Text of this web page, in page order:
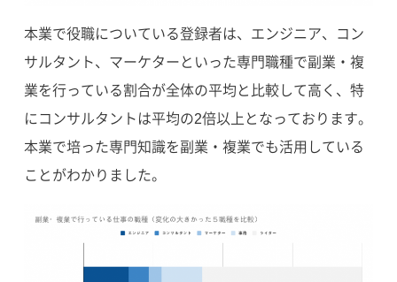
本業で役職についている登録者は、エンジニア、コン
サルタント、マーケターといった専門職種で副業・複
業を行っている割合が全体の平均と比較して高く、特
にコンサルタントは平均の2倍以上となっております。
本業で培った専門知識を副業・複業でも活用している
ことがわかりました。